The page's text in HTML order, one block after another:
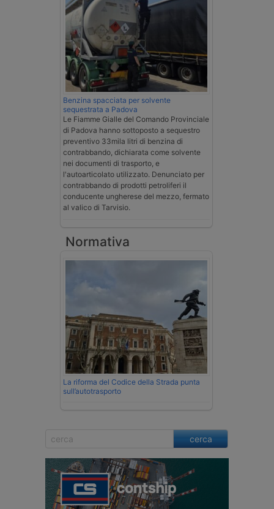
Benzina spacciata per solvente
sequestrata a Padova
Le Fiamme Gialle del Comando Provinciale
di Padova hanno sottoposto a sequestro
preventivo 33mila litri di benzina di
contrabbando, dichiarata come solvente
nei documenti di trasporto, e
l'autoarticolato utilizzato. Denunciato per
contrabbando di prodotti petroliferi il
conducente ungherese del mezzo, fermato
al valico di Tarvisio.
Normativa
La riforma del Codice della Strada punta
sull’autotrasporto
cerca